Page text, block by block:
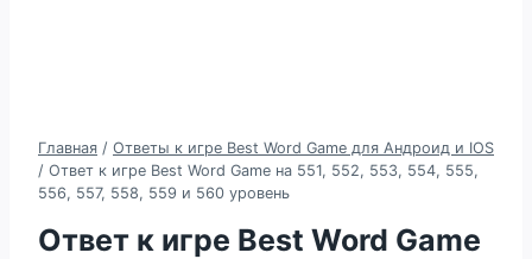
Главная / Ответы к игре Best Word Game для Андроид и IOS
/ Ответ к игре Best Word Game на 551, 552, 553, 554, 555,
556, 557, 558, 559 и 560 уровень
Ответ к игре Best Word Game